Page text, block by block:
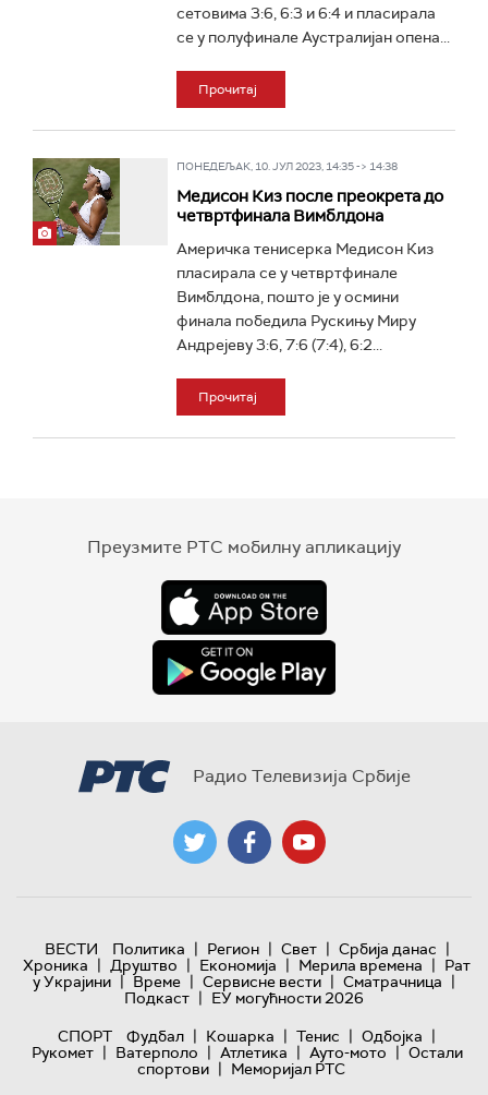
сетовима 3:6, 6:3 и 6:4 и пласирала
се у полуфинале Аустралијан опена...
Прочитај
ПОНЕДЕЉАК, 10. ЈУЛ 2023, 14:35 -> 14:38
Медисон Киз после преокрета до
четвртфинала Вимблдона
Америчка тенисерка Медисон Киз
пласирала се у четвртфинале
Вимблдона, пошто је у осмини
финала победила Рускињу Миру
Андрејеву 3:6, 7:6 (7:4), 6:2...
Прочитај
Преузмите РТС мобилну апликацију
Радио Телевизија Србије
ВЕСТИ Политика | Регион | Свет | Србија данас |
Хроника | Друштво | Економија | Мерила времена | Рат
у Украјини | Време | Сервисне вести | Сматрачница |
Подкаст | ЕУ могућности 2026
СПОРТ
Фудбал | Кошарка | Тенис | Одбојка |
Рукомет | Ватерполо | Атлетика | Ауто-мото | Остали
спортови | Меморијал РТС